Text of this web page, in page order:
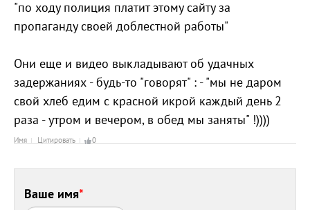
"по ходу полиция платит этому сайту за
пропаганду своей доблестной работы"
Они еще и видео выкладывают об удачных
задержаниях - будь-то "говорят" : - "мы не даром
свой хлеб едим с красной икрой каждый день 2
раза - утром и вечером, в обед мы заняты" !))))
Имя Цитировать 0
Ваше имя*